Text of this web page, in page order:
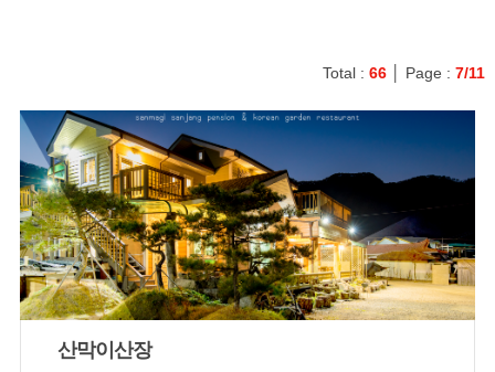
Total :66 │ Page :7/11
산막이산장